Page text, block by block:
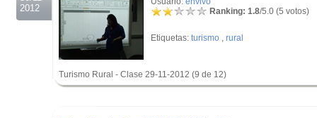
2012
Ranking: 1.8/5.0 (5 votos)
Etiquetas: turismo , rural
Turismo Rural - Clase 29-11-2012 (9 de 12)